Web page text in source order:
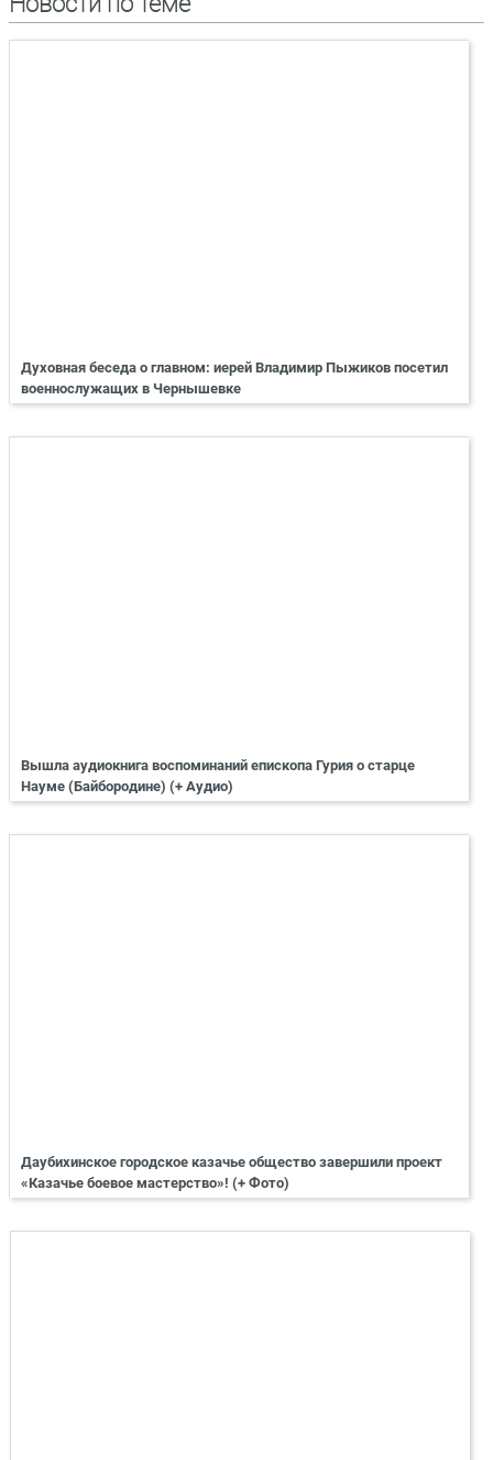
Духовная беседа о главном: иерей Владимир Пыжиков посетил
военнослужащих в Чернышевке
Вышла аудиокнига воспоминаний епископа Гурия о старце
Науме (Байбородине) (+ Аудио)
Даубихинское городское казачье общество завершили проект
«Казачье боевое мастерство»! (+ Фото)